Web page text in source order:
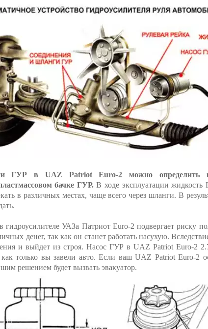
ГУР в UAZ Patriot Euro-2 можно определить
бачке ГУР.В ходе эксплуатации
в различных местах, чаще всего через шланги. В
гидроусилителе УАЗа Патриот Euro-2 подвергает риску
денег, так как он станет работать насухую.
и выйдет из строя. Насос ГУР в UAZ Patriot Euro-2
как только вы завели авто. Если ваш UAZ Patriot Euro-2
решением будет вызвать эвакуатор.